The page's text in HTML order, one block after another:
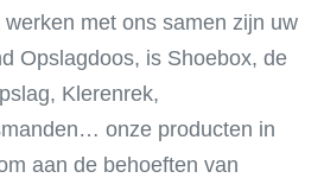
met ons samen zijn uw
Opslagdoos, is Shoebox, de
Klerenrek,
onze producten in
aan de behoeften van